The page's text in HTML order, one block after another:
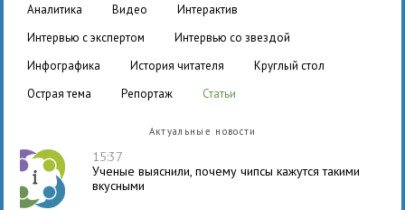
аналитика видео
интерактив
интервью с экспертом
интервью со звездой
инфографика
история читателя
круглый стол
острая тема
репортаж статьи
Актуальные новости
15:37
Ученые выяснили, почему чипсы кажутся такими
вкусными